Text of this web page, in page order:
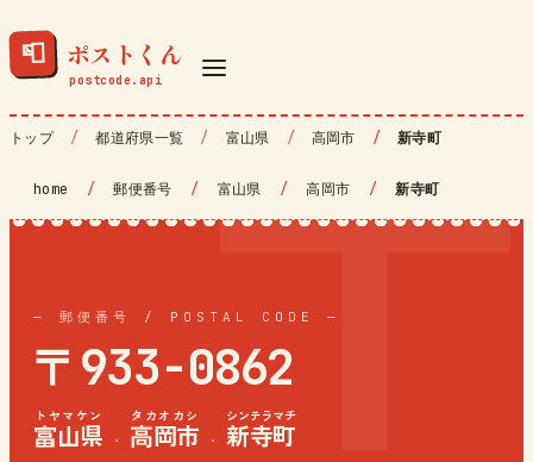
📮 ポストくん
トップ 都道府県一覧 富山県 高岡市 新寺町
home / 郵便番号 / 富山県 / 高岡市 / 新寺町
— 郵便番号 / POSTAL CODE —
〒933-0862
富山県
トヤマケン
· 高岡市
タカオカシ
· 新寺町
シンテラマチ